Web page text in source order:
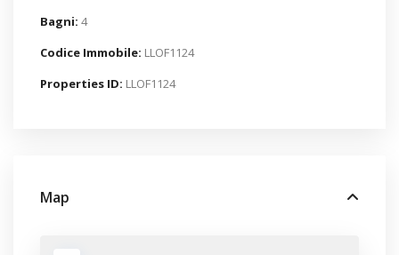
Bagni: 4
Codice Immobile: LLOF1124
Properties ID: LLOF1124
Map